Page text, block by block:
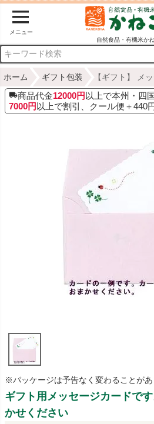
メニュー
自然食品・有機米か
ホーム ギフト包装 【ギフト】 メ
商品代金12000円 以上で本州・四
7000円 以上で割引、クール便＋440
※パッケージは予告なく変わることがあ
ギフト用メッセージカードで
かせください